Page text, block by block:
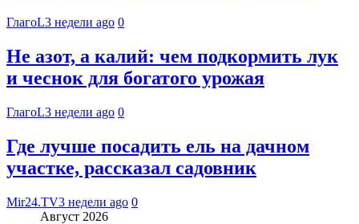
ГлагоL3 недели ago 0
Не азот, а калий: чем подкормить лук
и чеснок для богатого урожая
ГлагоL3 недели ago 0
Где лучше посадить ель на дачном
участке, рассказал садовник
Mir24.TV3 недели ago 0
Август 2026